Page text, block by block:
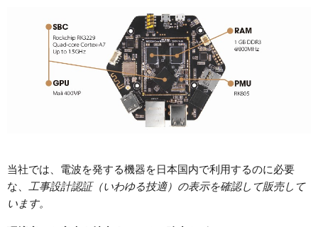
当社では、電波を発する機器を日本国内で利用するのに必要
な、 工事設計認証（いわゆる技適）の表示を確認して販売して
います。